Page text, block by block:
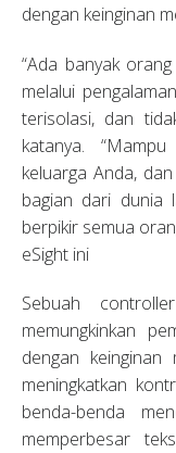
dengan keinginan
“Ada banyak
melalui
terisolasi, dan
katanya.
keluarga Anda,
bagian dari dunia
berpikir semua
eSight ini
Sebuah
memungkinkan
dengan keinginan
meningkatkan
benda-benda
memperbesar